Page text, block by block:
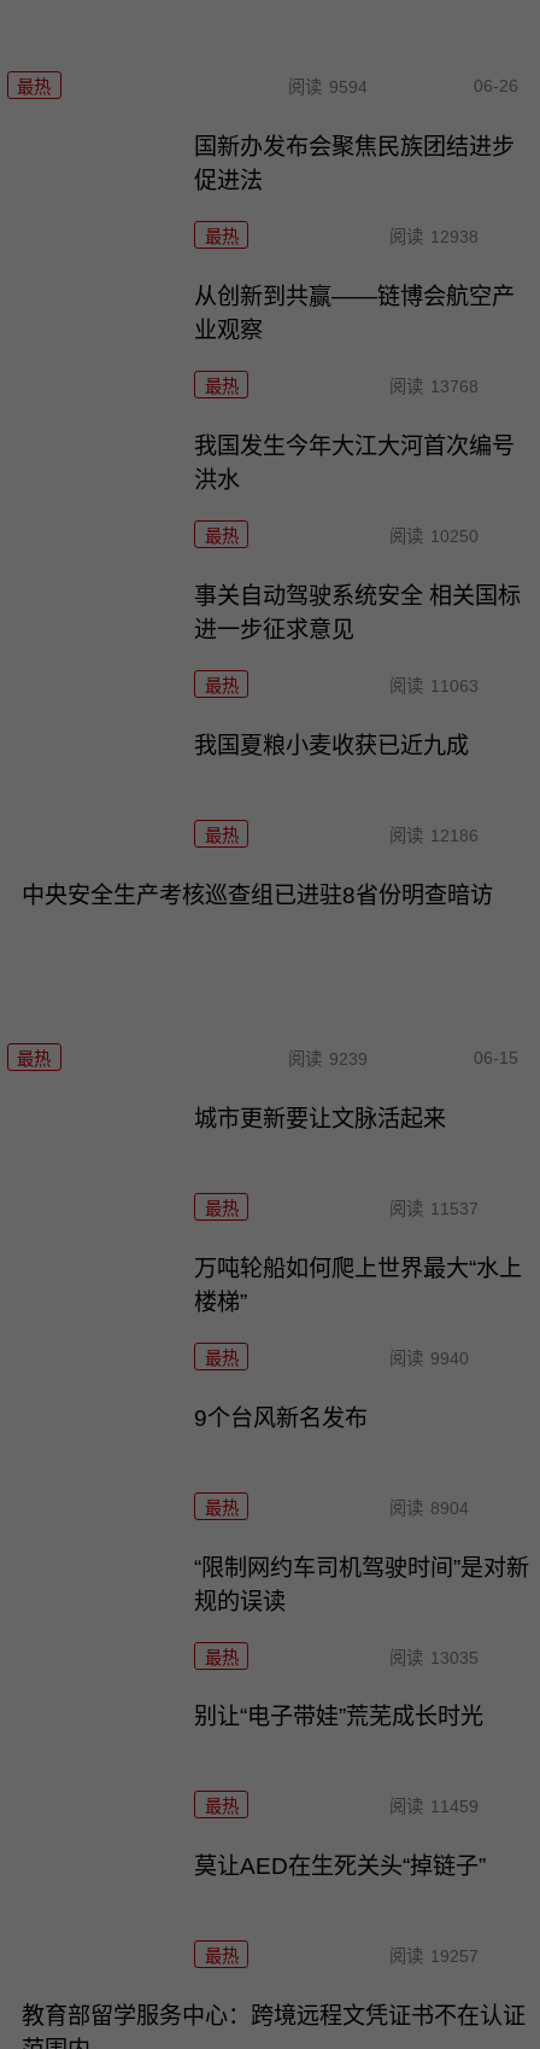
最热 阅读 9594 06-26
国新办发布会聚焦民族团结进步
促进法
最热 阅读 12938
从创新到共赢——链博会航空产
业观察
最热 阅读 13768
我国发生今年大江大河首次编号
洪水
最热 阅读 10250
事关自动驾驶系统安全 相关国标
进一步征求意见
最热 阅读 11063
我国夏粮小麦收获已近九成
最热 阅读 12186
中央安全生产考核巡查组已进驻8省份明查暗访
最热 阅读 9239 06-15
城市更新要让文脉活起来
最热 阅读 11537
万吨轮船如何爬上世界最大“水上
楼梯”
最热 阅读 9940
9个台风新名发布
最热 阅读 8904
“限制网约车司机驾驶时间”是对新
规的误读
最热 阅读 13035
别让“电子带娃”荒芜成长时光
最热 阅读 11459
莫让AED在生死关头“掉链子”
最热 阅读 19257
教育部留学服务中心：跨境远程文凭证书不在认证